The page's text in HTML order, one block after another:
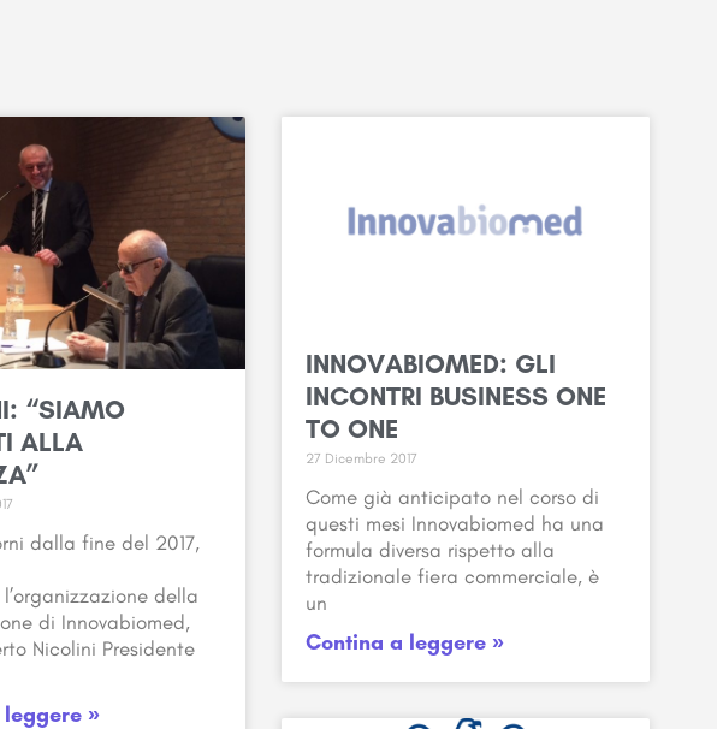
“SIAMO
ALLA
dalla fine del 2017,
della
di Innovabiomed,
Nicolini Presidente
»
INNOVABIOMED: GLI
INCONTRI BUSINESS ONE
TO ONE
27 Dicembre 2017
Come già anticipato nel corso di
questi mesi Innovabiomed ha una
formula diversa rispetto alla
tradizionale fiera commerciale, è
un
Contina a leggere »